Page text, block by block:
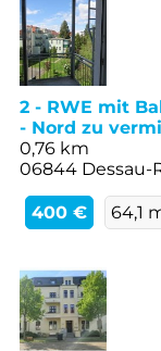
2 - RWE mit
- Nord zu
0,76 km
06844 Dessau-
400 € 64,1